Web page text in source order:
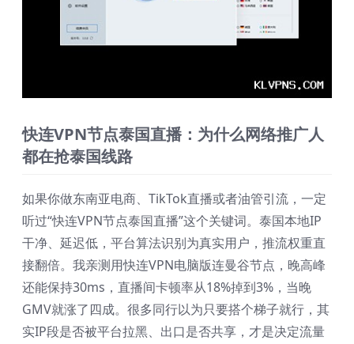
快连VPN节点泰国直播：为什么网络推广人
都在抢泰国线路
如果你做东南亚电商、TikTok直播或者油管引流，一定
听过“快连VPN节点泰国直播”这个关键词。泰国本地IP
干净、延迟低，平台算法识别为真实用户，推流权重直
接翻倍。我亲测用快连VPN电脑版连曼谷节点，晚高峰
还能保持30ms，直播间卡顿率从18%掉到3%，当晚
GMV就涨了四成。很多同行以为只要搭个梯子就行，其
实IP段是否被平台拉黑、出口是否共享，才是决定流量